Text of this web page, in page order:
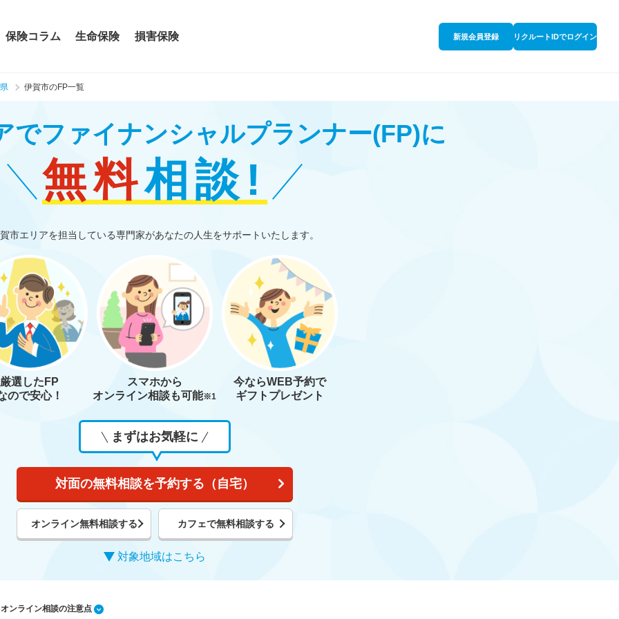
保険コラム 生命保険 損害保険 新規会員登録 リクルートIDでログイン
伊賀市のFP一覧
でファイナンシャルプランナー(FP)に
無料相談!
市エリアを担当している専門家があなたの人生をサポートいたします。
厳選したFP
ので安心！
スマホから
オンライン相談も可能※1
今ならWEB予約で
ギフトプレゼント
まずはお気軽に
対面の無料相談を予約する（自宅）
オンライン無料相談する カフェで無料相談する
対象地域はこちら
ンライン相談の注意点